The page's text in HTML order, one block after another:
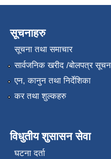
सूचनाहरु
सूचना तथा समाचार
सार्वजनिक खरीद /बोलपत्र
एन, कानुन तथा निर्देशिका
कर तथा शुल्कहरु
विधुतीय शुसासन सेवा
घटना दर्ता